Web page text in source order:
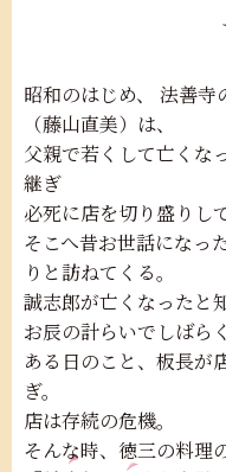
昭和のはじめ、 法善
（藤山直美）は、
父親で若くして亡くな
継ぎ
必死に店を切り盛りし
そこへ昔お世話になっ
りと訪ねてくる。
誠志郎が亡くなったと
お辰の計らいでしばら
ある日のこと、板長が
ぎ。
店は存続の危機。
そんな時、徳三の料理